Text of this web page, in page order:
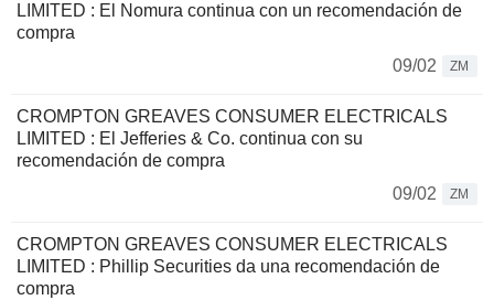
LIMITED : El Nomura continua con un recomendación de
compra
09/02
ZM
CROMPTON GREAVES CONSUMER ELECTRICALS
LIMITED : El Jefferies & Co. continua con su
recomendación de compra
09/02
ZM
CROMPTON GREAVES CONSUMER ELECTRICALS
LIMITED : Phillip Securities da una recomendación de
compra